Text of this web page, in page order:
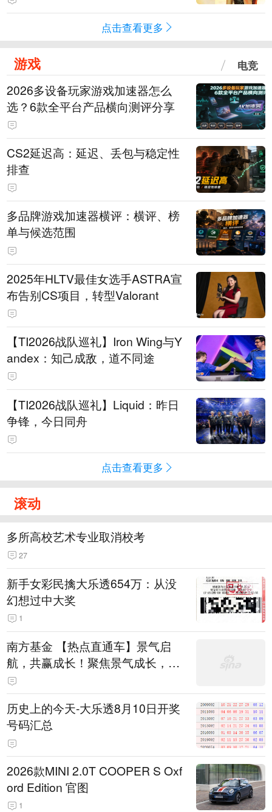
点击查看更多
游戏 电竞
2026多设备玩家游戏加速器怎么
选？6款全平台产品横向测评分享
CS2延迟高：延迟、丢包与稳定性
排查
多品牌游戏加速器横评：横评、榜
单与候选范围
2025年HLTV最佳女选手ASTRA宣
布告别CS项目，转型Valorant
【TI2026战队巡礼】Iron Wing与Y
andex：知己成敌，道不同途
【TI2026战队巡礼】Liquid：昨日
争锋，今日同舟
点击查看更多
滚动
多所高校艺术专业取消校考
27
新手女彩民擒大乐透654万：从没
幻想过中大奖
1
南方基金 【热点直通车】景气启
航，共赢成长！聚焦景气成长，AI
+机器人力争超额！
历史上的今天-大乐透8月10日开奖
号码汇总
2026款MINI 2.0T COOPER S Oxf
ord Edition 官图
1